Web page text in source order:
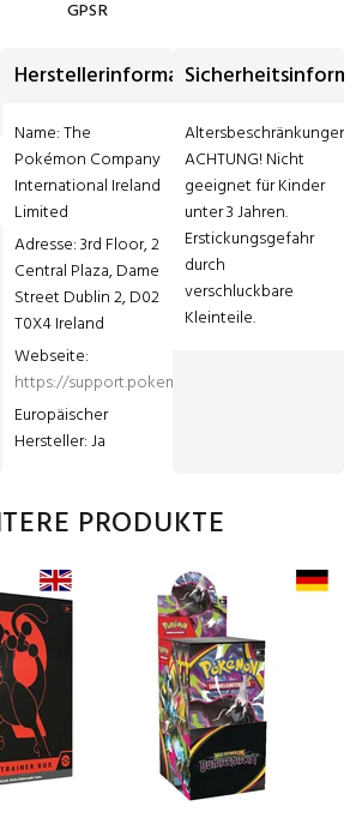
GPSR
Herstellerinformationen
Name: The
Pokémon Company
International Ireland
Limited
Adresse: 3rd Floor, 2
Central Plaza, Dame
Street Dublin 2, D02
T0X4 Ireland
https://support.pokemon.com/hc/de
Europäischer
Hersteller: Ja
Altersbeschränkungen:
ACHTUNG! Nicht
geeignet für Kinder
unter 3 Jahren.
Erstickungsgefahr
durch
verschluckbare
Kleinteile.
PRODUKTE